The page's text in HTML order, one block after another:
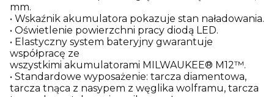
mm.
• Wskaźnik akumulatora pokazuje stan naładowania.
• Oświetlenie powierzchni pracy diodą LED.
• Elastyczny system bateryjny gwarantuje
współpracę ze
wszystkimi akumulatorami MILWAUKEE® M12™.
• Standardowe wyposażenie: tarcza diamentowa,
tarcza tnąca z nasypem z węglika wolframu, tarcza